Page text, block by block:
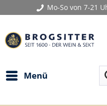
Mo-So von 7-21
Menü